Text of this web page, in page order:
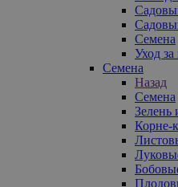
Семена
Уход
Семена
Назад
Семена
Зелень
Корне-